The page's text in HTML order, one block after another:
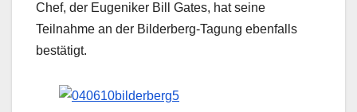
Chef, der Eugeniker Bill Gates, hat seine
Teilnahme an der Bilderberg-Tagung ebenfalls
bestätigt.